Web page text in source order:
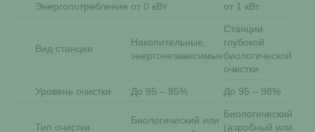
Энергопотребление от 0 кВт от 1 кВт
Вид станции
Накопительные,
энергонезависимые
Станции
глубокой
биологической
очистки
Уровень очистки
До 95 – 95% До 95 – 98%
Тип очистки
Биологический или
Биологический
(аэробный или